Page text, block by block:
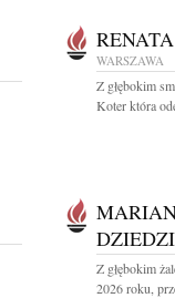
WARSZAWA
Z głębokim
Koter która
Z głębokim
2026 roku,